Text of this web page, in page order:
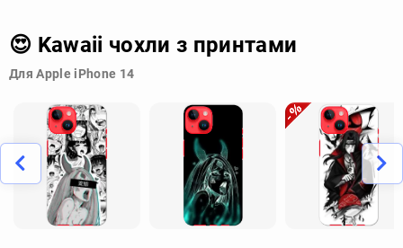
😍 Kawaii чохли з принтами
Для Apple iPhone 14